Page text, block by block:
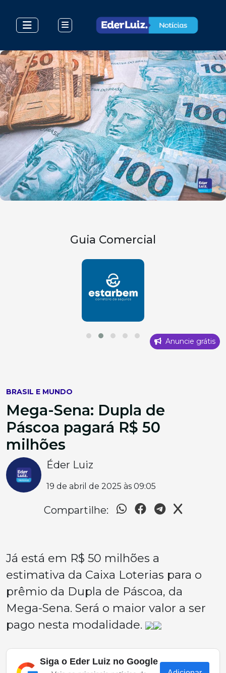
Guia Comercial
Anuncie grátis
BRASIL E MUNDO
Mega-Sena: Dupla de
Páscoa pagará R$ 50
milhões
Éder Luiz
19 de abril de 2025 às 09:05
Compartilhe:
Já está em R$ 50 milhões a
estimativa da Caixa Loterias para o
prêmio da Dupla de Páscoa, da
Mega-Sena. Será o maior valor a ser
pago nesta modalidade.
Siga o Eder Luiz no Google